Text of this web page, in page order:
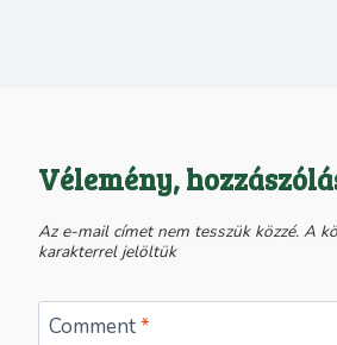
Vélemény,
Az e-mail címet nem tesszük közzé. A
karakterrel jelöltük
Comment*